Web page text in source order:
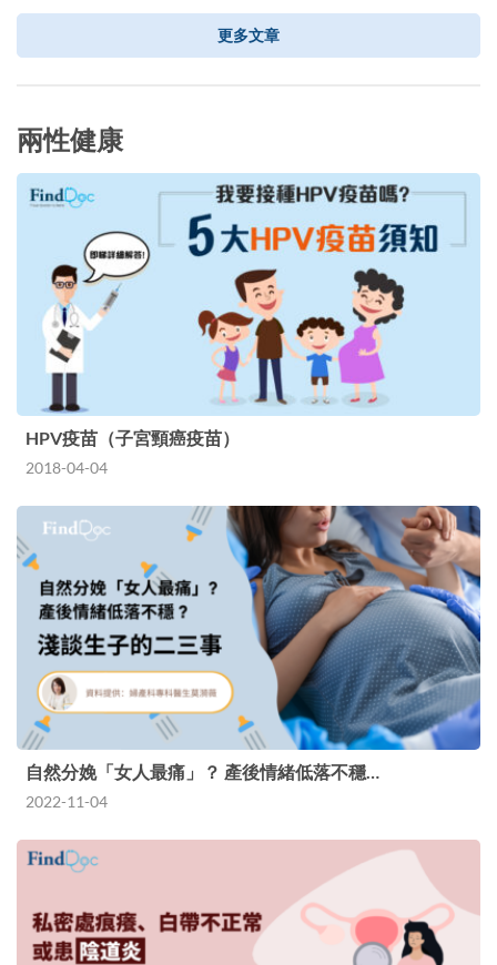
更多文章
兩性健康
HPV疫苗（子宮頸癌疫苗）
2018-04-04
自然分娩「女人最痛」？ 產後情緒低落不穩…
2022-11-04